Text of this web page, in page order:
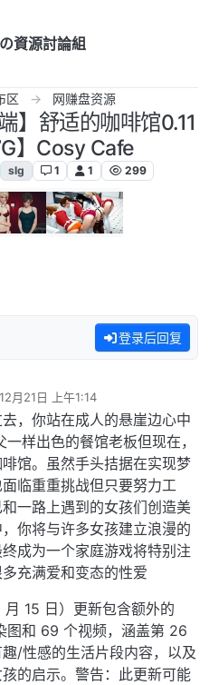
資源討論組
区 网赚盘资源
】舒适的咖啡馆0.11
】Cosy Cafe
slg 1 1 299
登录后回复
月21日 上午1:14
，你站在成人的悬崖边心中
样出色的餐馆老板但现在，
馆。虽然手头拮据在实现梦
临重重挑战但只要努力工
一路上遇到的女孩们创造美
你将与许多女孩建立浪漫的
成为一个家庭游戏将特别注
充满爱和变态的性爱
15 日）更新包含额外的
和 69 个视频，涵盖第 26
/性感的生活片段内容，以及
的启示。警告：此更新可能